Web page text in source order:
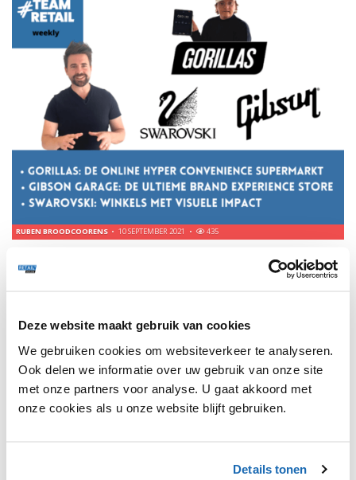
Deze website maakt gebruik van cookies
We gebruiken cookies om websiteverkeer te analyseren.
Ook delen we informatie over uw gebruik van onze site
met onze partners voor analyse. U gaat akkoord met
onze cookies als u onze website blijft gebruiken.
Details tonen
GORILLAS GETEST, GIBSON BRAND EXPERIENCE STORE
& MORE.
RUBEN BROODCOORENS 10 SEPTEMBER 2021 435
leveren binnen de 10 minuten. Wij doen de test!
TRENDS